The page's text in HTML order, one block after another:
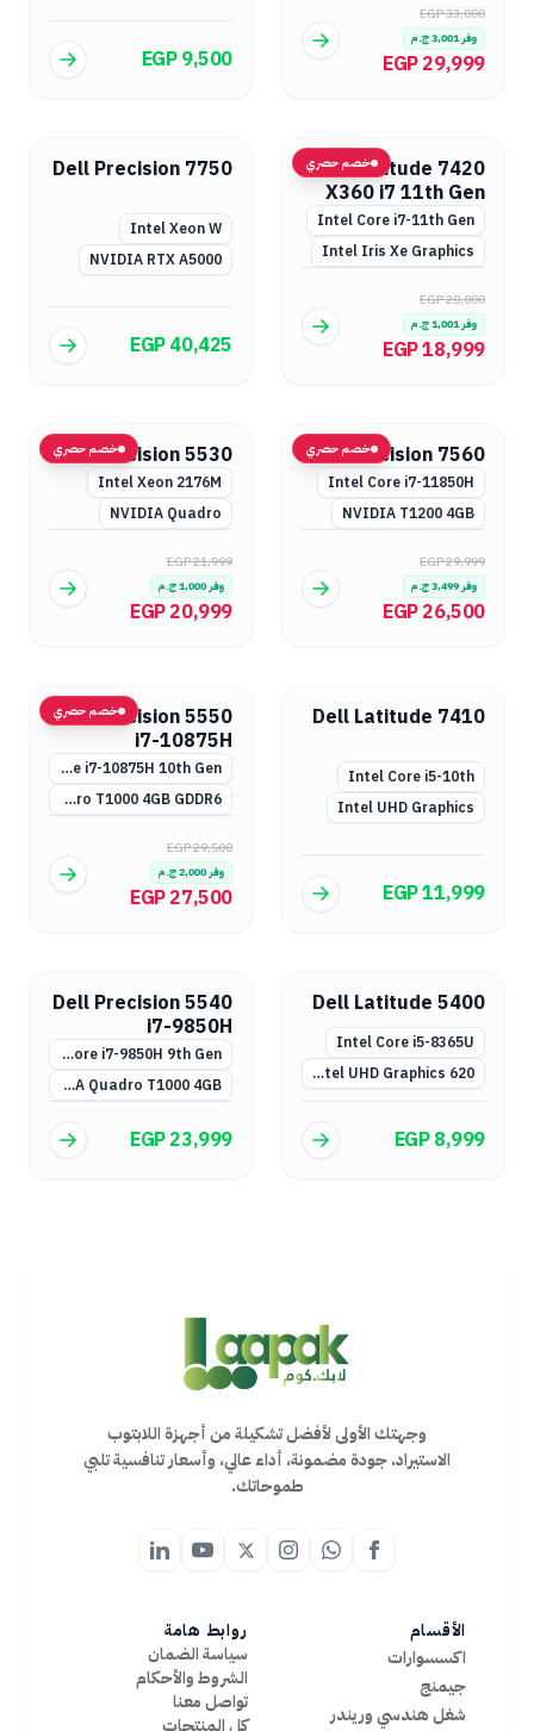
EGP 33,000
وفر3,001ج.م
EGP 29,999
EGP 9,500
خصم حصري
Dell Latitude 7420
X360 i7 11th Gen
Intel Core i7-11th Gen
Intel Iris Xe Graphics
EGP 20,000
وفر1,001ج.م
EGP 18,999
Dell Precision 7750
Intel Xeon W
NVIDIA RTX A5000
EGP 40,425
خصم حصري
Dell Precision 7560
Intel Core i7-11850H
NVIDIA T1200 4GB
EGP 29,999
وفر3,499ج.م
EGP 26,500
خصم حصري
Dell Precision 5530
Intel Xeon 2176M
NVIDIA Quadro
EGP 21,999
وفر1,000ج.م
EGP 20,999
Dell Latitude 7410
Intel Core i5-10th
Intel UHD Graphics
EGP 11,999
خصم حصري
Dell Precision 5550
i7-10875H
Intel Core i7-10875H 10th Gen
NVIDIA Quadro T1000 4GB GDDR6
EGP 29,500
وفر2,000ج.م
EGP 27,500
Dell Latitude 5400
Intel Core i5-8365U
Intel UHD Graphics 620
EGP 8,999
Dell Precision 5540
i7-9850H
Intel Core i7-9850H 9th Gen
NVIDIA Quadro T1000 4GB
EGP 23,999
وجهتك الأولى لأفضل تشكيلة من أجهزة اللابتوب
الاستيراد. جودة مضمونة، أداء عالي، وأسعار تنافسية تلبي
طموحاتك.
الأقسام
اكسسوارات
جيمنج
شغل هندسي وريندر
روابط هامة
سياسة الضمان
الشروط والأحكام
تواصل معنا
كل المنتجات